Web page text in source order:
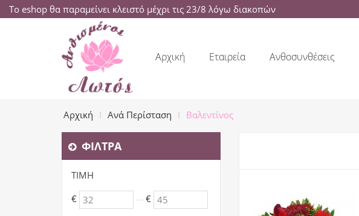
Το eshop θα παραμείνει κλειστό μέχρι τις 23/8 λόγω διακοπών
Αρχική Εταιρεία Ανθοσυνθέσεις
Αρχική Ανά Περίσταση Βαλεντίνος
ΦΊΛΤΡΑ
ΤΙΜΉ
€
€